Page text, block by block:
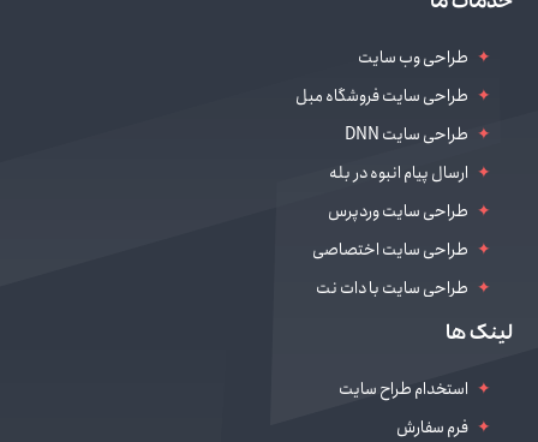
طراحی وب سایت
طراحی سایت فروشگاه مبل
طراحی سایت DNN
ارسال پیام انبوه در بله
طراحی سایت وردپرس
طراحی سایت اختصاصی
طراحی سایت با دات نت
طراحی سایت سالن زیباییلینک ها
استخدام طراح سایت
فرم سفارش